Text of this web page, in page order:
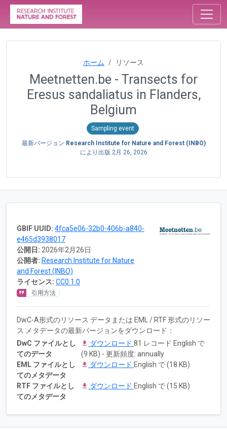
ホーム リソース
Meetnetten.be - Transects for
Eresus sandaliatus in Flanders,
Belgium
Sampling event
最新バージョン Research Institute for Nature and Forest (INBO)
により出版 2月 26, 2026
GBIF UUID: 4fca5e06-32b0-406b-a840-
e465d3938017
公開日: 2026年2月26日
公開者: Research Institute for Nature
and Forest (INBO)
ライセンス: CC0 1.0
引用方法
DwC-A形式のリソース データまたは EML / RTF 形式のリソー
ス メタデータの最新バージョンをダウンロード：
DwC ファイルとし
てのデータ
ダウンロード 81 レコード English で
(9 KB) - 更新頻度: annually
EML ファイルとし
てのメタデータ
ダウンロード English で (18 KB)
RTF ファイルとし
てのメタデータ
ダウンロード English で (15 KB)